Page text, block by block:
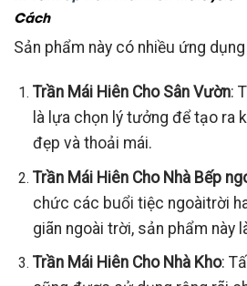
Cách
Sản phẩm này có nhiều ứng
Trần Mái Hiên Cho Sân Vườn:
là lựa chọn lý tưởng để tạo ra
đẹp và thoải mái.
Trần Mái Hiên Cho Nhà Bếp
chức các buổi tiệc ngoàitrời
giãn ngoài trời, sản phẩm này
Trần Mái Hiên Cho Nhà Kho: